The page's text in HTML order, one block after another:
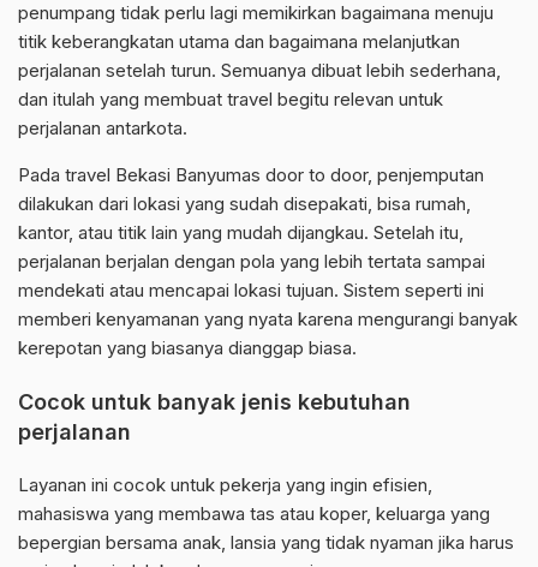
penumpang tidak perlu lagi memikirkan bagaimana menuju
titik keberangkatan utama dan bagaimana melanjutkan
perjalanan setelah turun. Semuanya dibuat lebih sederhana,
dan itulah yang membuat travel begitu relevan untuk
perjalanan antarkota.
Pada travel Bekasi Banyumas door to door, penjemputan
dilakukan dari lokasi yang sudah disepakati, bisa rumah,
kantor, atau titik lain yang mudah dijangkau. Setelah itu,
perjalanan berjalan dengan pola yang lebih tertata sampai
mendekati atau mencapai lokasi tujuan. Sistem seperti ini
memberi kenyamanan yang nyata karena mengurangi banyak
kerepotan yang biasanya dianggap biasa.
Cocok untuk banyak jenis kebutuhan
perjalanan
Layanan ini cocok untuk pekerja yang ingin efisien,
mahasiswa yang membawa tas atau koper, keluarga yang
bepergian bersama anak, lansia yang tidak nyaman jika harus